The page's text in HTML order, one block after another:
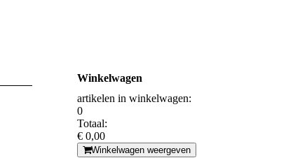
Winkelwagen
artikelen in winkelwagen:
0
Totaal:
€ 0,00
Winkelwagen weergeven